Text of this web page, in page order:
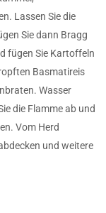
Lassen Sie die
Sie dann Bragg
fügen Sie Kartoffeln
Basmatireis
Wasser
die Flamme ab und
Vom Herd
und weitere